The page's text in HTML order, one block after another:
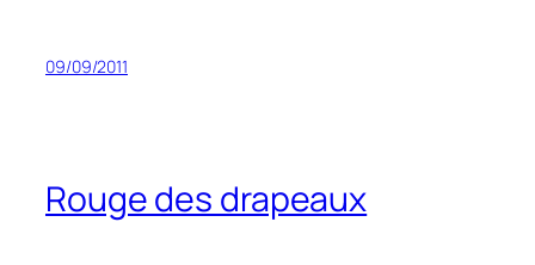
09/09/2011
Rouge des drapeaux